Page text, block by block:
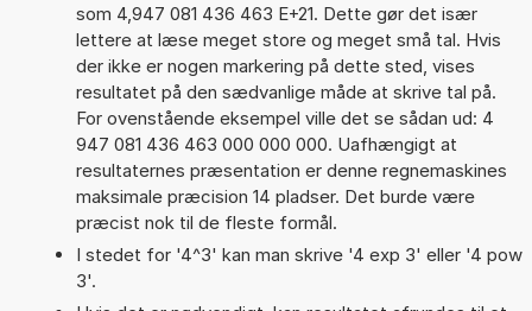
som 4,947 081 436 463 E+21. Dette gør det især
lettere at læse meget store og meget små tal. Hvis
der ikke er nogen markering på dette sted, vises
resultatet på den sædvanlige måde at skrive tal på.
For ovenstående eksempel ville det se sådan ud: 4
947 081 436 463 000 000 000. Uafhængigt at
resultaternes præsentation er denne regnemaskines
maksimale præcision 14 pladser. Det burde være
præcist nok til de fleste formål.
I stedet for '4^3' kan man skrive '4 exp 3' eller '4 pow
3'.